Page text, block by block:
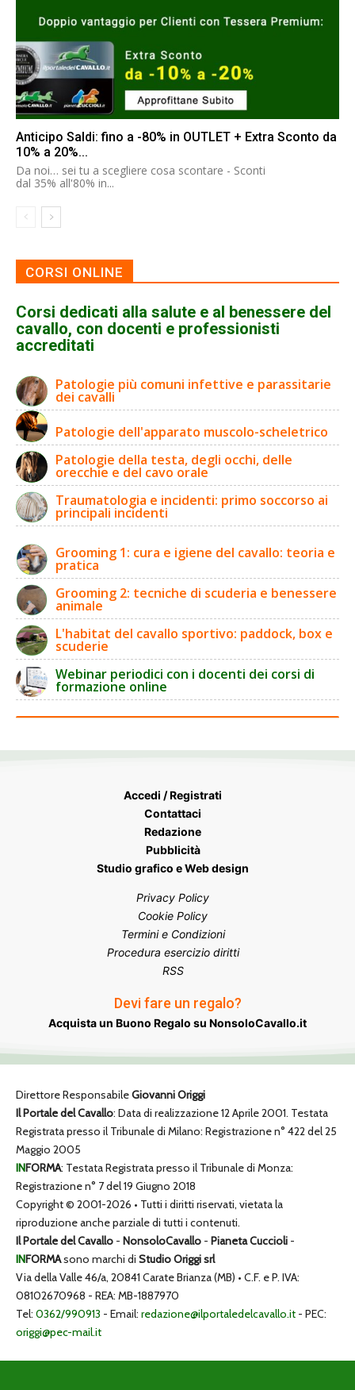
Anticipo Saldi: fino a -80% in OUTLET + Extra Sconto da
10% a 20%...
Da noi… sei tu a scegliere cosa scontare - Sconti
dal 35% all'80% in...
CORSI ONLINE
Corsi dedicati alla salute e al benessere del
cavallo, con docenti e professionisti
accreditati
Patologie più comuni infettive e parassitarie
dei cavalli
Patologie dell'apparato muscolo-scheletrico
Patologie della testa, degli occhi, delle
orecchie e del cavo orale
Traumatologia e incidenti: primo soccorso ai
principali incidenti
Grooming 1: cura e igiene del cavallo: teoria e
pratica
Grooming 2: tecniche di scuderia e benessere
animale
L'habitat del cavallo sportivo: paddock, box e
scuderie
Webinar periodici con i docenti dei corsi di
formazione online
Accedi / Registrati
Contattaci
Redazione
Pubblicità
Studio grafico e Web design
Privacy Policy
Cookie Policy
Termini e Condizioni
Procedura esercizio diritti
RSS
Devi fare un regalo?
Acquista un Buono Regalo su NonsoloCavallo.it
Direttore ResponsabileGiovanni Origgi
Il Portale del Cavallo: Data di realizzazione 12 Aprile 2001. Testata
Registrata presso il Tribunale di Milano: Registrazione n° 422 del 25
Maggio 2005
INFORMA: Testata Registrata presso il Tribunale di Monza:
Registrazione n° 7 del 19 Giugno 2018
Copyright © 2001-2026 • Tutti i diritti riservati, vietata la
riproduzione anche parziale di tutti i contenuti.
Il Portale del Cavallo - NonsoloCavallo - Pianeta Cuccioli -
INFORMAsono marchi di Studio Origgi srl
Via della Valle 46/a, 20841 Carate Brianza (MB) • C.F. e P. IVA:
08102670968 - REA: MB-1887970
Tel: 0362/990913 - Email: redazione@ilportaledelcavallo.it - PEC:
origgi@pec-mail.it